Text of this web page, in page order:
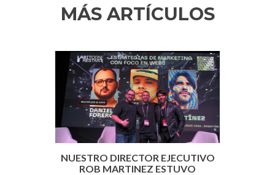
MÁS ARTÍCULOS
NUESTRO DIRECTOR EJECUTIVO
ROB MARTINEZ ESTUVO
Anterior